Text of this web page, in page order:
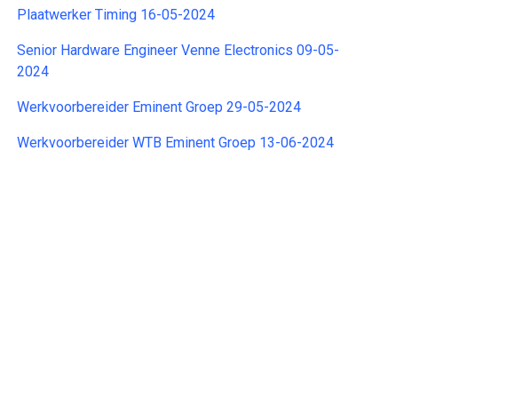
Plaatwerker Timing 16-05-2024
Senior Hardware Engineer Venne Electronics 09-05-
2024
Werkvoorbereider Eminent Groep 29-05-2024
Werkvoorbereider WTB Eminent Groep 13-06-2024